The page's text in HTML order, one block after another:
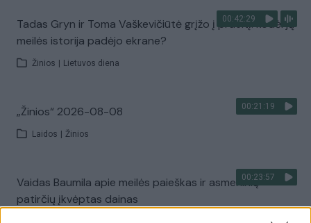
00:42:29
Tadas Gryn ir Toma Vaškevičiūtė grįžo į praeitį: kodėl jų
meilės istorija padėjo ekrane?
Žinios Lietuvos diena
00:21:19
„Žinios“ 2026-08-08
Laidos Žinios
00:23:57
Vaidas Baumila apie meilės paieškas ir asmeninių
patirčių įkvėptas dainas